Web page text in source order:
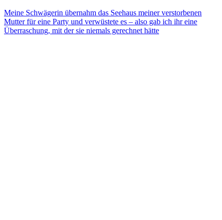
Meine Schwägerin übernahm das Seehaus meiner verstorbenen
Mutter für eine Party und verwüstete es – also gab ich ihr eine
Überraschung, mit der sie niemals gerechnet hätte